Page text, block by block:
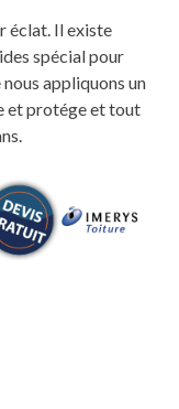
éclat. Il existe
spécial pour
appliquons un
et protége et tout